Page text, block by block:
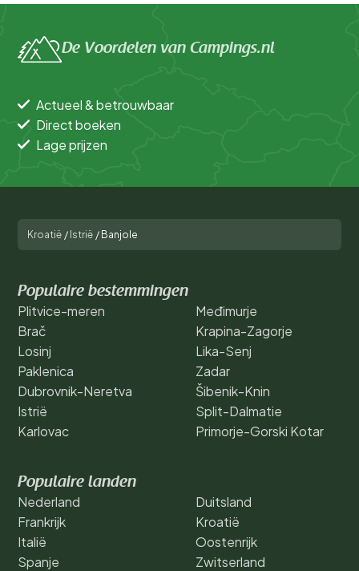
De Voordelen van Campings.nl
Actueel & betrouwbaar
Direct boeken
Lage prijzen
Kroatië / Istrië / Banjole
Populaire bestemmingen
Plitvice-meren
Brač
Losinj
Paklenica
Dubrovnik-Neretva
Istrië
Karlovac
Međimurje
Krapina-Zagorje
Lika-Senj
Zadar
Šibenik-Knin
Split-Dalmatie
Primorje-Gorski Kotar
Populaire landen
Nederland
Frankrijk
Italië
Spanje
Duitsland
Kroatië
Oostenrijk
Zwitserland